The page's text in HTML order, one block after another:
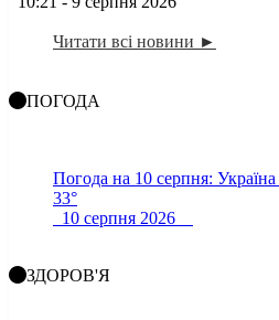
Читати всі новини ►
ПОГОДА
Погода на 10 серпня: Україна
33°
10 серпня 2026
ЗДОРОВ'Я